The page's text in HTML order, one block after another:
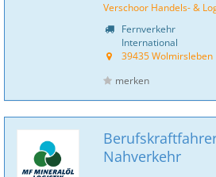
Verschoor Handels- &
Fernverkehr
International
39435 Wolmirsleben
merken
Nahverkehr